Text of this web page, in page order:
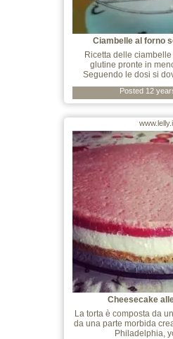
Ciambelle al forno
Ricetta delle
glutine pronte in
Seguendo le dosi si
Posted 12
Cheesecake
La torta è composta da
da una parte morbida
Philadelphia,